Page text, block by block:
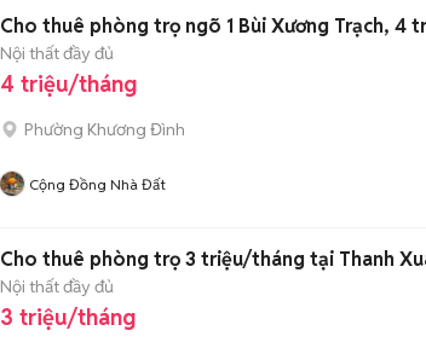
Cho thuê phòng trọ ngõ 1 Bùi Xương Trạch, 4
Nội thất đầy đủ
4 triệu/tháng
Phường Khương Đình
Cộng Đồng Nhà Đất
Cho thuê phòng trọ 3 triệu/tháng tại Thanh
Nội thất đầy đủ
3 triệu/tháng